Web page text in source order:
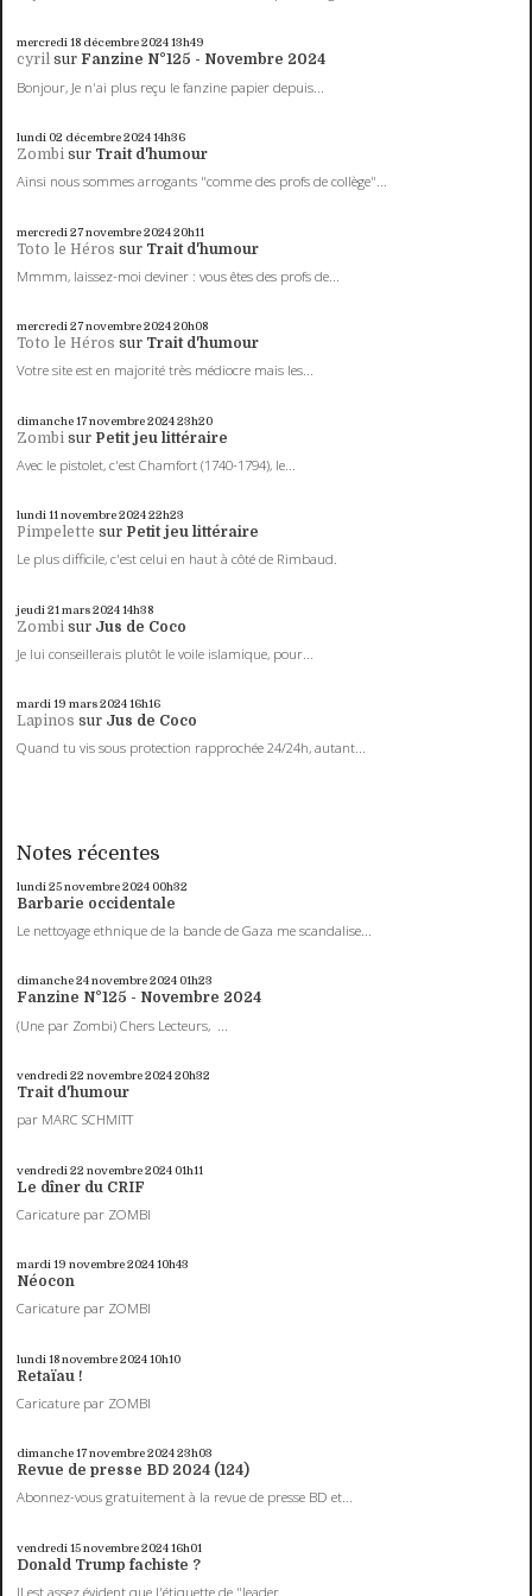
mercredi 18 décembre 202413h49
cyril sur Fanzine N°125 - Novembre 2024
Bonjour, Je n'ai plus reçu le fanzine papier depuis...
lundi 02 décembre 202414h36
Zombi sur Trait d'humour
Ainsi nous sommes arrogants "comme des profs de collège"...
mercredi 27novembre 202420h11
Toto le Héros sur Trait d'humour
Mmmm, laissez-moi deviner : vous êtes des profs de...
mercredi 27novembre 202420h08
Toto le Héros sur Trait d'humour
Votre site est en majorité très médiocre mais les...
dimanche 17novembre 202423h20
Zombi sur Petit jeu littéraire
Avec le pistolet, c'est Chamfort (1740-1794), le...
lundi 11novembre 202422h23
Pimpelette sur Petit jeu littéraire
Le plus difficile, c'est celui en haut à côté de Rimbaud.
jeudi 21 mars 202414h38
Zombi sur Jus de Coco
Je lui conseillerais plutôt le voile islamique, pour...
mardi 19 mars 202416h16
Lapinos sur Jus de Coco
Quand tu vis sous protection rapprochée 24/24h, autant...
Notes récentes
lundi 25novembre 2024 00h32
Barbarie occidentale
Le nettoyage ethnique de la bande de Gaza me scandalise...
dimanche 24novembre 2024 01h23
Fanzine N°125 - Novembre 2024
(Une par Zombi) Chers Lecteurs, ...
vendredi 22 novembre 202420h32
Trait d'humour
par MARC SCHMITT
vendredi 22 novembre 2024 01h11
Le dîner du CRIF
Caricature par ZOMBI
mardi 19 novembre 202410h43
Néocon
Caricature par ZOMBI
lundi 18novembre 202410h10
Retaïau !
Caricature par ZOMBI
dimanche 17novembre 202423h03
Revue de presse BD 2024 (124)
Abonnez-vous gratuitement à la revue de presse BD et...
vendredi 15novembre 202416h01
Donald Trump fachiste ?
Il est assez évident que l'étiquette de "leader...